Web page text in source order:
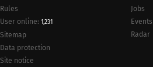
Rules
User online: 1,231
Sitemap
Data protection
Site notice
Jobs
Events
Radar